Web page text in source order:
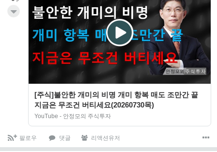
[주식]불안한 개미의 비명 개미 항복 매도 조만간 끝
지금은 무조건 버티세요(20260730목)
YouTube - 안정모의 주식투자
팔로우 댓글 리액션유저